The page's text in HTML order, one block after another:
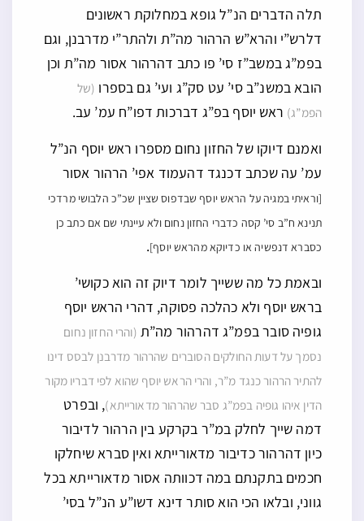
תלה הדברים הנ”ל גופא במחלוקת ראשונים
דלרש”י והרא”ש הרהור מה”ת ולהתר”י מדרבנן, וגם
בפמ”ג במשב”ז סי’ פו כתב דהרהור אסור מה”ת וכן
הובא במשנ”ב סי’ עט סק”ג ועי’ גם בספרו (של
הפמ”ג) ראש יוסף בפ”ג דברכות דפו”ח עמ’ עב.
ואמנם דיוקו של החזון נחום מספרו ראש יוסף הנ”ל
עמ’ עה שכתב דכנגד דהעמוד אפי’ הרהור אסור
[וראיתי במגיה על הראש יוסף שבדפוס שציין שכ”כ הלבושי מרדכי
תנינא ח”ב סי’ קסה כדברי החזון נחום ולא עיינתי שם אם כתב כן
כסברא דנפשיה או כדיוקא מהראש יוסף].
ובאמת כל מה ששייך לומר דיוק זה הוא כקושי’
בראש יוסף ולא כהלכה פסוקה, דהרי הראש יוסף
גופיה סובר בפמ”ג דהרהור מה”ת (והרי החזון נחום
נסמך על דעות החולקים הסוברים שהרהור מדרבנן לבסס דינו
להתיר הרהור כנגד מ”ר, והרי הראש יוסף שהוא לפי דבריו מקור
הדין איהו גופיה בפמ”ג סבר שהרהור מדאורייתא), ובפרט
דמה שייך לחלק במ”ר בקרקע בין הרהור לדיבור
כיון דהרהור כדיבור מדאורייתא ואין סברא שיחלקו
חכמים בתקנתם במה דכוותה אסור מדאורייתא בכל
גווני, ובלאו הכי הוא סותר דינא דשו”ע הנ”ל בסי’